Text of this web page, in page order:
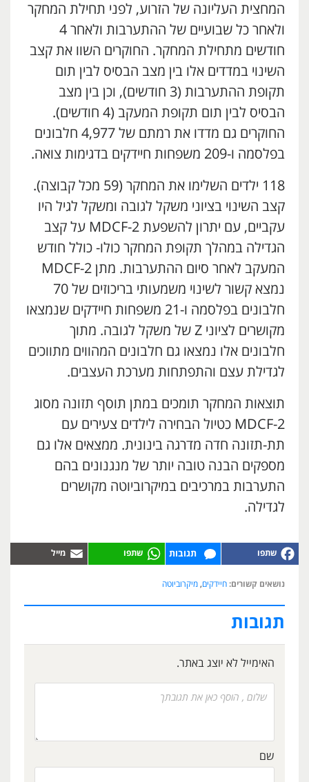
המחצית העליונה של הזרוע, לפני תחילת המחקר
ולאחר כל שבועיים של ההתערבות ולאחר 4
חודשים מתחילת המחקר. החוקרים השוו את קצב
השינוי במדדים אלו בין מצב הבסיס לבין תום
תקופת ההתערבות (3 חודשים), וכן בין מצב
הבסיס לבין תום תקופת המעקב (4 חודשים).
החוקרים גם מדדו את רמתם של 4,977 חלבונים
בפלסמה ו-209 משפחות חיידקים בדגימות צואה.
118 ילדים השלימו את המחקר (59 מכל קבוצה).
קצב השינוי בציוני משקל לגובה ומשקל לגיל היו
עקביים, עם יתרון להשפעת MDCF-2 על קצב
הגדילה במהלך תקופת המחקר כולו- כולל חודש
המעקב לאחר סיום ההתערבות. מתן MDCF-2
נמצא קשור לשינוי משמעותי בריכוזים של 70
חלבונים בפלסמה ו-21 משפחות חיידקים שנמצאו
מקושרים לציוני Z של משקל לגובה. מתוך
חלבונים אלו נמצאו גם חלבונים המהווים מתווכים
לגדילת עצם והתפתחות מערכת העצבים.
תוצאות המחקר תומכים במתן תוסף תזונה מסוג
MDCF-2 כטיול הבחירה לילדים צעירים עם
תת-תזונה חדה מדרגה בינונית. ממצאים אלו גם
מספקים הבנה טובה יותר של מנגנונים בהם
התערבות במרכיבים במיקרוביוטה מקושרים
לגדילה.
תגובות
נושאים קשורים: חיידקים, מיקרוביוטה
תגובות
האימייל לא יוצג באתר.
שם